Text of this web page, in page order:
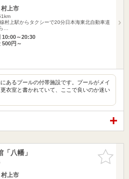
上市
村上駅からタクシーで20分日本海東北自動車道
…
10:00～20:30
500円～
あるプールの付帯施設です。プールがメイ
衣室と書かれていて、ここで良いのか迷い
お気に入
りに追加
八幡」
上市